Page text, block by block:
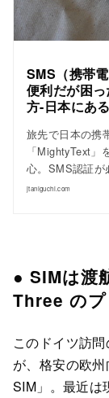
SMS（携帯
便利だが困
方-日本にあ
旅先で日本の携
「MightyText
心。SMS認証
jtaniguchi.com
● SIMは渡
Three の
このドイツ訪
が、格安の欧
SIM」。最近は